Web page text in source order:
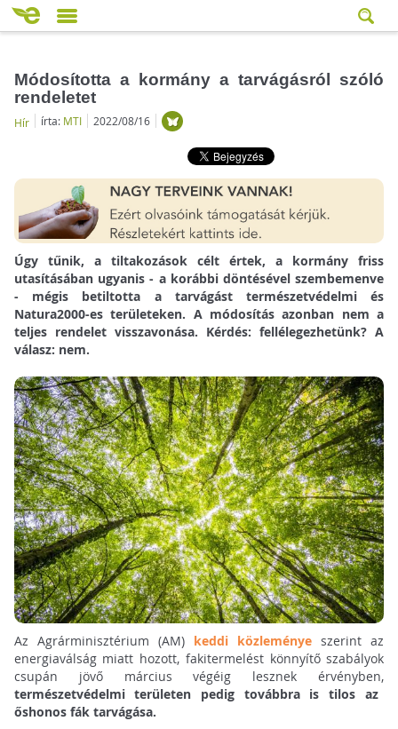
Módosította a kormány a tarvágásról szóló
rendeletet
Hír írta: MTI 2022/08/16
Úgy tűnik, a tiltakozások célt értek, a kormány friss
utasításában ugyanis - a korábbi döntésével szembemenve
- mégis betiltotta a tarvágást természetvédelmi és
Natura2000-es területeken. A módosítás azonban nem a
teljes rendelet visszavonása. Kérdés: fellélegezhetünk? A
válasz: nem.
Az Agrárminisztérium (AM) keddi közleménye szerint az
energiaválság miatt hozott, fakitermelést könnyítő szabályok
csupán jövő március végéig lesznek érvényben,
természetvédelmi területen pedig továbbra is tilos az
őshonos fák tarvágása.